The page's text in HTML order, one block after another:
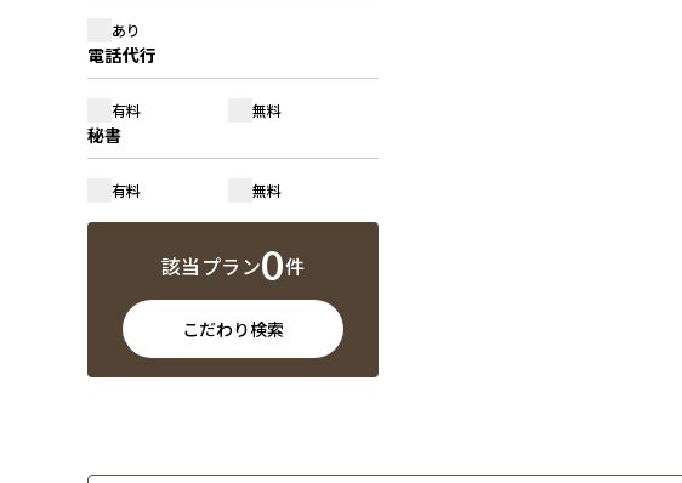
あり
電話代行
有料 無料
秘書
有料 無料
該当プラン0件
こだわり検索